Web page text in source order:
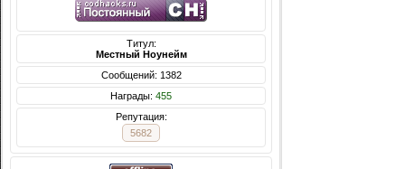
Титул:
Местный Ноунейм
Сообщений: 1382
Награды: 455
Репутация:
5682